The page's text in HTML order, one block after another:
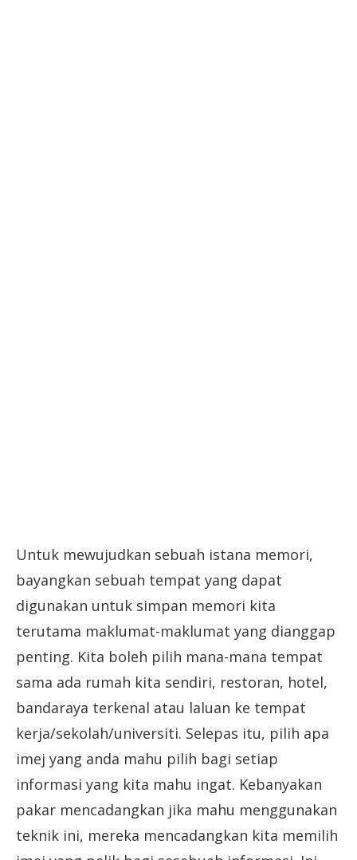
Untuk mewujudkan sebuah istana memori,
bayangkan sebuah tempat yang dapat
digunakan untuk simpan memori kita
terutama maklumat-maklumat yang dianggap
penting. Kita boleh pilih mana-mana tempat
sama ada rumah kita sendiri, restoran, hotel,
bandaraya terkenal atau laluan ke tempat
kerja/sekolah/universiti. Selepas itu, pilih apa
imej yang anda mahu pilih bagi setiap
informasi yang kita mahu ingat. Kebanyakan
pakar mencadangkan jika mahu menggunakan
teknik ini, mereka mencadangkan kita memilih